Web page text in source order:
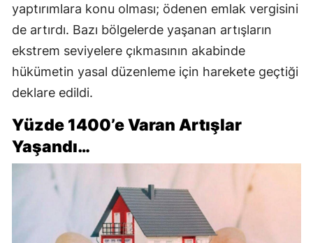
yaptırımlara konu olması; ödenen emlak vergisini
de artırdı. Bazı bölgelerde yaşanan artışların
ekstrem seviyelere çıkmasının akabinde
hükümetin yasal düzenleme için harekete geçtiği
deklare edildi.
Yüzde 1400’e Varan Artışlar
Yaşandı…